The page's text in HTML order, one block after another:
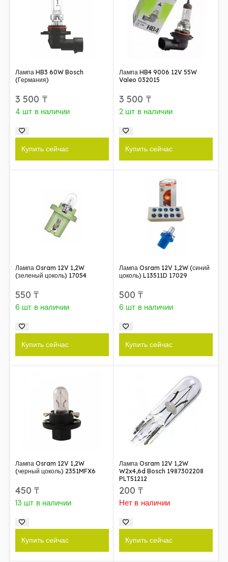
Лампа HB3 60W Bosch
(Германия)
3 500 ₸
4 шт в наличии
Купить сейчас
Лампа HB4 9006 12V 55W
Valeo 032015
3 500 ₸
2 шт в наличии
Купить сейчас
Лампа Osram 12V 1,2W
(зеленый цоколь) 17054
550₸
6 шт в наличии
Купить сейчас
Лампа Osram 12V 1,2W (синий
цоколь) L13511D 17029
500₸
6 шт в наличии
Купить сейчас
Лампа Osram 12V 1,2W
(черный цоколь) 2351MFX6
450₸
13 шт в наличии
Купить сейчас
Лампа Osram 12V 1,2W
W2x4,6d Bosch 1987302208
PLT51212
200₸
Нет в наличии
Купить сейчас